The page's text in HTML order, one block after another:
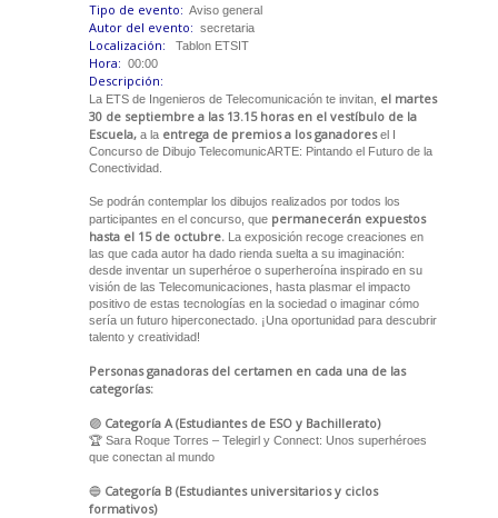
Tipo de evento: Aviso general
Autor del evento: secretaria
Localización: Tablon ETSIT
Hora: 00:00
Descripción:
La ETS de Ingenieros de Telecomunicación te invitan, el martes
30 de septiembre a las 13.15 horas en el vestíbulo de la
Escuela, a la entrega de premios a los ganadoresel I
Concurso de Dibujo TelecomunicARTE: Pintando el Futuro de la
Conectividad.
Se podrán contemplar los dibujos realizados por todos los
participantes en el concurso, que permanecerán expuestos
hasta el 15 de octubre. La exposición recoge creaciones en
las que cada autor ha dado rienda suelta a su imaginación:
desde inventar un superhéroe o superheroína inspirado en su
visión de las Telecomunicaciones, hasta plasmar el impacto
positivo de estas tecnologías en la sociedad o imaginar cómo
sería un futuro hiperconectado. ¡Una oportunidad para descubrir
talento y creatividad!
Personas ganadoras del certamen en cada una de las
categorías:
🟣 Categoría A (Estudiantes de ESO y Bachillerato)
🏆 Sara Roque Torres – Telegirl y Connect: Unos superhéroes
que conectan al mundo
🔵 Categoría B (Estudiantes universitarios y ciclos
formativos)